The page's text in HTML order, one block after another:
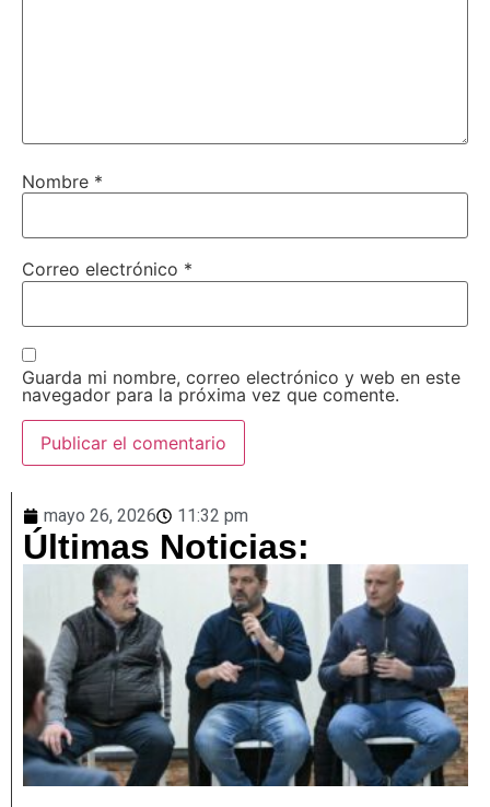
Nombre *
Correo electrónico *
Guarda mi nombre, correo electrónico y web en este
navegador para la próxima vez que comente.
mayo 26, 2026 11:32 pm
Últimas Noticias: